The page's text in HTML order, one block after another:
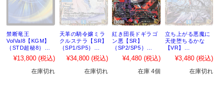
禁断竜王
VolVal8【KGM】
｛STD超秘8｝
［26RP2］
¥13,800 (税込)
在庫切れ
天革の騎令嬢ミラ
クルステラ【SR】
｛SP1/SP5｝
［26RP2］
¥34,800 (税込)
在庫切れ
紅き団長ドギラゴ
ン悪【SR】
｛SP2/SP5｝
［26RP2］
¥4,480 (税込)
在庫 4個
立ち上がる悪魔に
天使堕ちるかな
【VR】
｛SP3/SP5｝
［26RP2］
¥3,480 (税込)
在庫切れ